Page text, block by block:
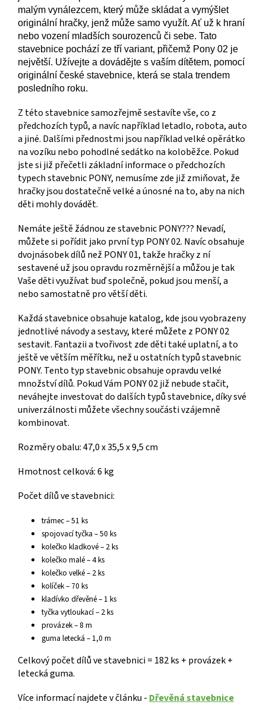
malým vynálezcem, který může skládat a vymýšlet
originální hračky, jenž může samo využít. Ať už k hraní
nebo vození mladších sourozenců či sebe. Tato
stavebnice pochází ze tří variant, přičemž Pony 02 je
největší. Užívejte a dovádějte s vaším dítětem, pomocí
originální české stavebnice, která se stala trendem
posledního roku.
Z této stavebnice samozřejmě sestavíte vše, co z
předchozích typů, a navíc například letadlo, robota, auto
a jiné. Dalšími přednostmi jsou například velké opěrátko
na vozíku nebo pohodlné sedátko na koloběžce. Pokud
jste si již přečetli základní informace o předchozích
typech stavebnic PONY, nemusíme zde již zmiňovat, že
hračky jsou dostatečně velké a únosné na to, aby na nich
děti mohly dovádět.
Nemáte ještě žádnou ze stavebnic PONY??? Nevadí,
můžete si pořídit jako první typ PONY 02. Navíc obsahuje
dvojnásobek dílů než PONY 01, takže hračky z ní
sestavené už jsou opravdu rozměrnější a můžou je tak
Vaše děti využívat buď společně, pokud jsou menší, a
nebo samostatně pro větší děti.
Každá stavebnice obsahuje katalog, kde jsou vyobrazeny
jednotlivé návody a sestavy, které můžete z PONY 02
sestavit. Fantazii a tvořivost zde děti také uplatní, a to
ještě ve větším měřítku, než u ostatních typů stavebnic
PONY. Tento typ stavebnic obsahuje opravdu velké
množství dílů. Pokud Vám PONY 02 již nebude stačit,
neváhejte investovat do dalších typů stavebnice, díky své
univerzálnosti můžete všechny součásti vzájemně
kombinovat.
Rozměry obalu: 47,0 x 35,5 x 9,5 cm
Hmotnost celková: 6 kg
Počet dílů ve stavebnici:
trámec – 51 ks
spojovací tyčka – 50 ks
kolečko kladkové – 2 ks
kolečko malé – 4 ks
kolečko velké – 2 ks
kolíček – 70 ks
kladívko dřevěné – 1 ks
tyčka vytloukací – 2 ks
provázek – 8 m
guma letecká – 1,0 m
Celkový počet dílů ve stavebnici = 182 ks + provázek +
letecká guma.
Více informací najdete v článku - Dřevěná stavebnice